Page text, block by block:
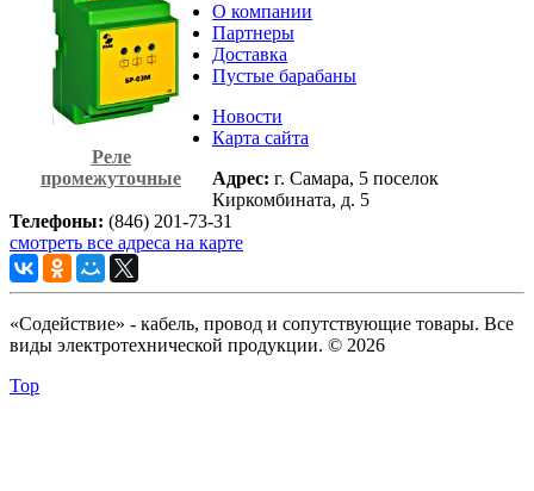
Реле
промежуточные
О компании
Партнеры
Доставка
Пустые барабаны
Новости
Карта сайта
Адрес: г. Самара, 5 поселок
Киркомбината, д. 5
Телефоны: (846) 201-73-31
смотреть все адреса на карте
«Содействие» - кабель, провод и сопутствующие товары. Все
виды электротехнической продукции. © 2026
Top